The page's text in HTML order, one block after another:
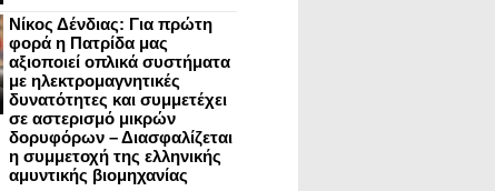
Νίκος Δένδιας: Για πρώτη
φορά η Πατρίδα μας
αξιοποιεί οπλικά συστήματα
με ηλεκτρομαγνητικές
δυνατότητες και συμμετέχει
σε αστερισμό μικρών
δορυφόρων – Διασφαλίζεται
η συμμετοχή της ελληνικής
αμυντικής βιομηχανίας